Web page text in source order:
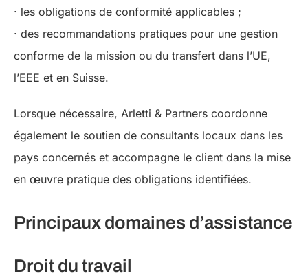
· les obligations de conformité applicables ;
· des recommandations pratiques pour une gestion
conforme de la mission ou du transfert dans l’UE,
l’EEE et en Suisse.
Lorsque nécessaire, Arletti & Partners coordonne
également le soutien de consultants locaux dans les
pays concernés et accompagne le client dans la mise
en œuvre pratique des obligations identifiées.
Principaux domaines d’assistance
Droit du travail